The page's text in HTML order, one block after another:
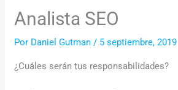
Analista SEO
Por Daniel Gutman/ 5 septiembre, 2019
¿Cuáles serán tus responsabilidades?